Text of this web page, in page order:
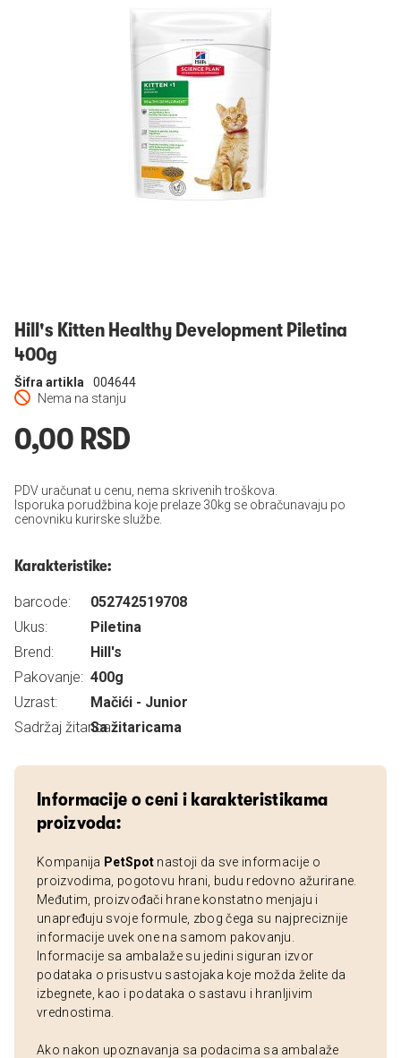
Hill's Kitten Healthy Development Piletina
400g
Nema na stanju
Šifra artikla 004644
0,00 RSD
PDV uračunat u cenu, nema skrivenih troškova.
Isporuka porudžbina koje prelaze 30kg se obračunavaju po
cenovniku kurirske službe.
Karakteristike:
barcode:
052742519708
Ukus:
Piletina
Brend:
Hill's
Pakovanje: 400g
Uzrast:
Mačići - Junior
Sadržaj žitarica:Sa žitaricama
Informacije o ceni i karakteristikama
proizvoda:
Kompanija PetSpot nastoji da sve informacije o
proizvodima, pogotovu hrani, budu redovno ažurirane.
Međutim, proizvođači hrane konstatno menjaju i
unapređuju svoje formule, zbog čega su najpreciznije
informacije uvek one na samom pakovanju.
Informacije sa ambalaže su jedini siguran izvor
podataka o prisustvu sastojaka koje možda želite da
izbegnete, kao i podataka o sastavu i hranljivim
vrednostima.
Ako nakon upoznavanja sa podacima sa ambalaže